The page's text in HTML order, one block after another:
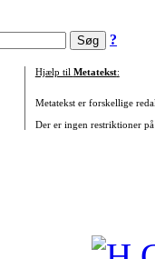
?
Hjælp til Metatekst:
Metatekst er forskellige
Der er ingen restriktioner